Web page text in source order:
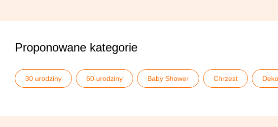
Proponowane kategorie
30 urodziny 60 urodziny Baby Shower Chrzest